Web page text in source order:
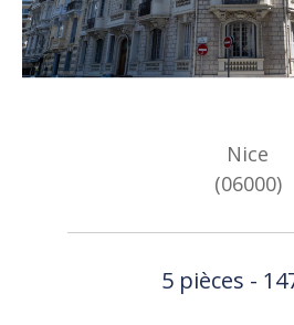
Nice
(06000)
5 pièces -